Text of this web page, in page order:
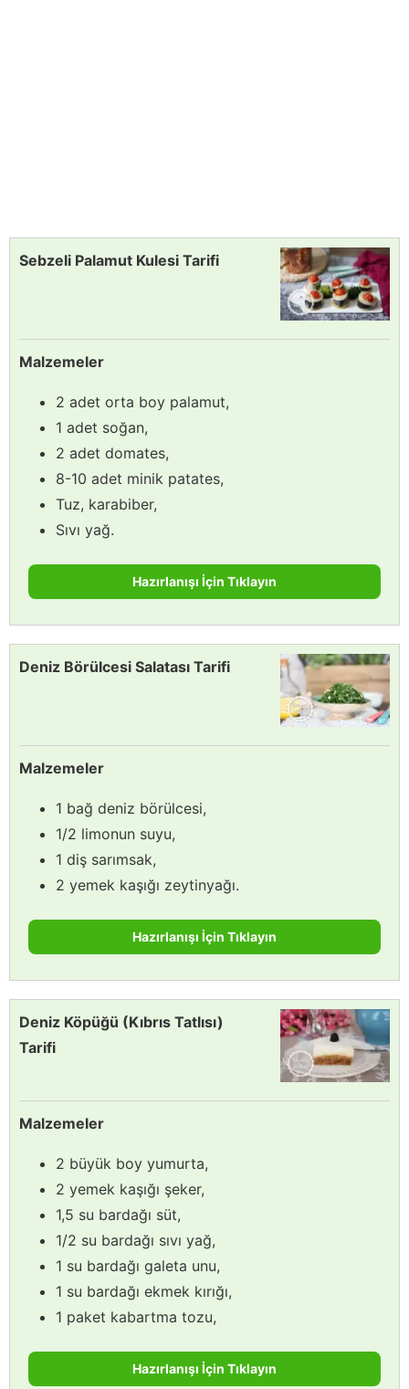
Sebzeli Palamut Kulesi Tarifi
Malzemeler
2 adet orta boy palamut,
1 adet soğan,
2 adet domates,
8-10 adet minik patates,
Tuz, karabiber,
Sıvı yağ.
Hazırlanışı İçin Tıklayın
Deniz Börülcesi Salatası Tarifi
Malzemeler
1 bağ deniz börülcesi,
1/2 limonun suyu,
1 diş sarımsak,
2 yemek kaşığı zeytinyağı.
Hazırlanışı İçin Tıklayın
Deniz Köpüğü (Kıbrıs Tatlısı)
Tarifi
Malzemeler
2 büyük boy yumurta,
2 yemek kaşığı şeker,
1,5 su bardağı süt,
1/2 su bardağı sıvı yağ,
1 su bardağı galeta unu,
1 su bardağı ekmek kırığı,
1 paket kabartma tozu,
Hazırlanışı İçin Tıklayın